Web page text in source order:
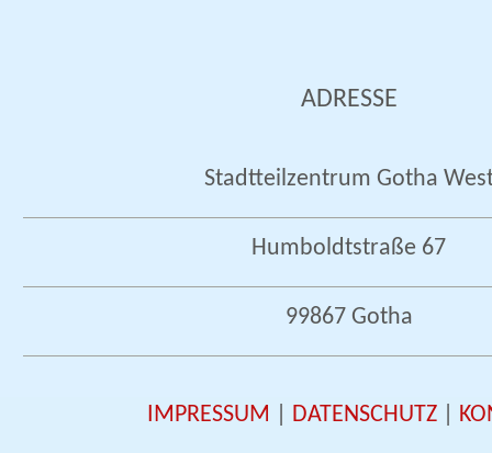
ADRESSE
Stadtteilzentrum Gotha
Humboldtstraße 67
99867 Gotha
IMPRESSUM DATENSCHUTZ